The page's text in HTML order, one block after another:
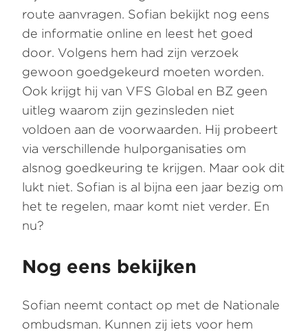
route aanvragen. Sofian bekijkt nog eens
de informatie online en leest het goed
door. Volgens hem had zijn verzoek
gewoon goedgekeurd moeten worden.
Ook krijgt hij van VFS Global en BZ geen
uitleg waarom zijn gezinsleden niet
voldoen aan de voorwaarden. Hij probeert
via verschillende hulporganisaties om
alsnog goedkeuring te krijgen. Maar ook dit
lukt niet. Sofian is al bijna een jaar bezig om
het te regelen, maar komt niet verder. En
nu?
Nog eens bekijken
Sofian neemt contact op met de Nationale
ombudsman. Kunnen zij iets voor hem